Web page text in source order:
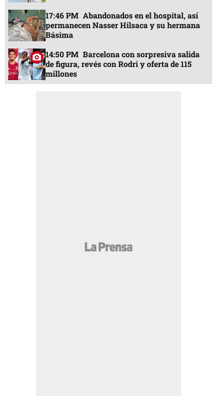
17:46 PM Abandonados en el hospital, así
permanecen Nasser Hilsaca y su hermana
Básima
14:50 PM Barcelona con sorpresiva salida
de figura, revés con Rodri y oferta de 115
millones